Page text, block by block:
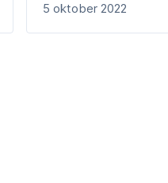
5 oktober 2022